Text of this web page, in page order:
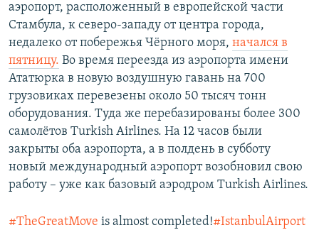
аэропорт, расположенный в европейской части
Стамбула, к северо-западу от центра города,
недалеко от побережья Чёрного моря, начался в
пятницу. Во время переезда из аэропорта имени
Ататюрка в новую воздушную гавань на 700
грузовиках перевезены около 50 тысяч тонн
оборудования. Туда же перебазированы более 300
самолётов Turkish Airlines. На 12 часов были
закрыты оба аэропорта, а в полдень в субботу
новый международный аэропорт возобновил свою
работу – уже как базовый аэродром Turkish Airlines.
#TheGreatMove is almost completed!#IstanbulAirport